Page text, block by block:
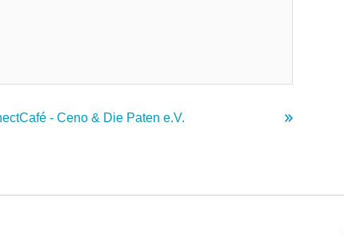
- Ceno & Die Paten e.V.